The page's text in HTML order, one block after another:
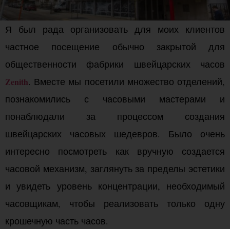
Я был рада организовать для моих клиентов
частное посещение обычно закрытой для
общественности фабрики швейцарских часов
Zenith. Вместе мы посетили множество отделений,
познакомились с часовыми мастерами и
понаблюдали за процессом создания
швейцарских часовых шедевров. Было очень
интересно посмотреть как вручную создается
часовой механизм, заглянуть за пределы эстетики
и увидеть уровень концентрации, необходимый
часовщикам, чтобы реализовать только одну
крошечную часть часов.